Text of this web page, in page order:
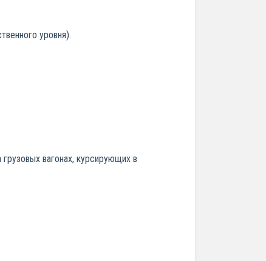
уровня).
вагонах, курсирующих в